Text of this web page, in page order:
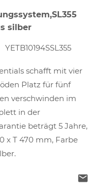
silber
YETB10194SSL355
schafft mit vier
Platz für fünf
verschwinden im
in der
beträgt 5 Jahre,
x T 470 mm, Farbe